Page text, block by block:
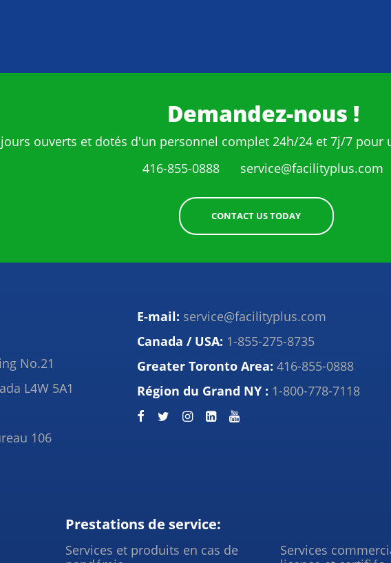
Demandez-nous !
ouverts et dotés d'un personnel complet 24h/24 et 7j/7 pour
416-855-0888
service@facilityplus.com
CONTACT US TODAY
No.21
L4W 5A1
106
E-mail: service@facilityplus.com
Canada / USA: 1-855-275-8735
Greater Toronto Area: 416-855-0888
Région du Grand NY : 1-800-778-7118
Prestations de service:
Services et produits en cas de
Services